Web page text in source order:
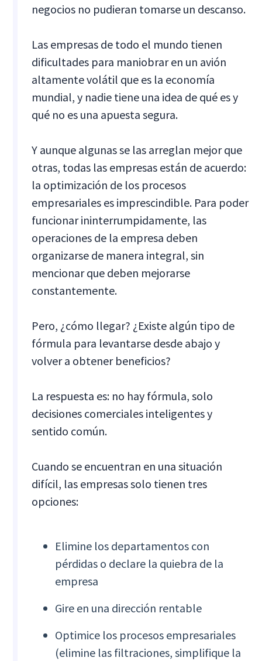
negocios no pudieran tomarse un descanso.
Las empresas de todo el mundo tienen
dificultades para maniobrar en un avión
altamente volátil que es la economía
mundial, y nadie tiene una idea de qué es y
qué no es una apuesta segura.
Y aunque algunas se las arreglan mejor que
otras, todas las empresas están de acuerdo:
la optimización de los procesos
empresariales es imprescindible. Para poder
funcionar ininterrumpidamente, las
operaciones de la empresa deben
organizarse de manera integral, sin
mencionar que deben mejorarse
constantemente.
Pero, ¿cómo llegar? ¿Existe algún tipo de
fórmula para levantarse desde abajo y
volver a obtener beneficios?
La respuesta es: no hay fórmula, solo
decisiones comerciales inteligentes y
sentido común.
Cuando se encuentran en una situación
difícil, las empresas solo tienen tres
opciones:
Elimine los departamentos con
pérdidas o declare la quiebra de la
empresa
Gire en una dirección rentable
Optimice los procesos empresariales
(elimine las filtraciones, simplifique la